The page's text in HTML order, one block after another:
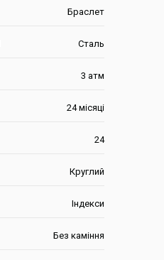
Браслет
Сталь
3 атм
24 місяці
24
Круглий
Індекси
Без каміння